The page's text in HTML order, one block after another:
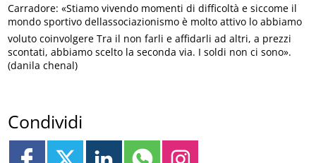
Carradore: «Stiamo vivendo momenti di difficoltà e siccome il
mondo sportivo dellassociazionismo è molto attivo lo abbiamo
voluto coinvolgere Tra il non farli e affidarli ad altri, a prezzi
scontati, abbiamo scelto la seconda via. I soldi non ci sono».
(danila chenal)
Condividi